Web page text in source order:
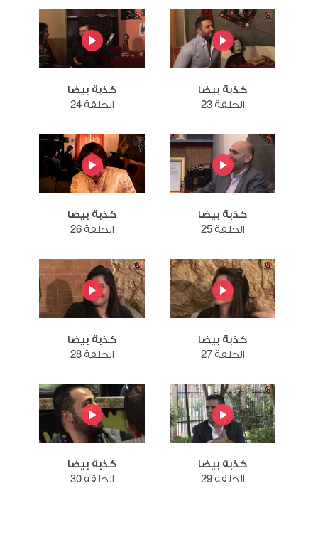
كذبة بيضا
الحلقة 23
كذبة بيضا
الحلقة 24
كذبة بيضا
الحلقة 25
كذبة بيضا
الحلقة 26
كذبة بيضا
الحلقة 27
كذبة بيضا
الحلقة 28
كذبة بيضا
الحلقة 29
كذبة بيضا
الحلقة 30